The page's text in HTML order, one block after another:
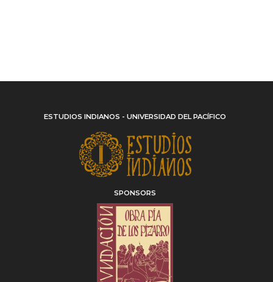
ESTUDIOS INDIANOS - UNIVERSIDAD DEL PACÍFICO
SPONSORS